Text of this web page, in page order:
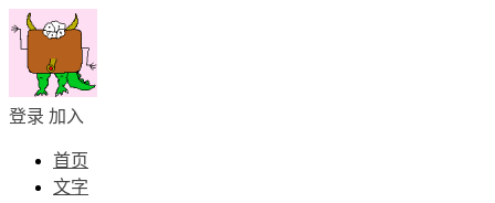
登录 加入
首页
文字